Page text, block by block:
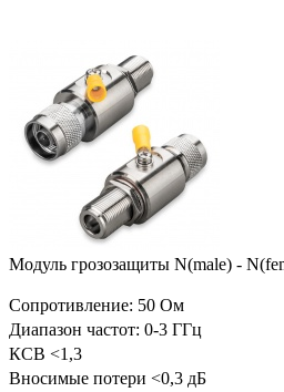
Модуль грозозащиты N(male) -
Сопротивление: 50 Ом
Диапазон частот: 0-3 ГГц
КСВ <1,3
Вносимые потери <0,3 дБ